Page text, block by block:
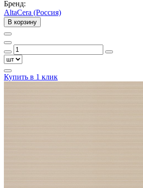
Бренд:
AltaCera (Россия)
В корзину
Купить в 1 клик